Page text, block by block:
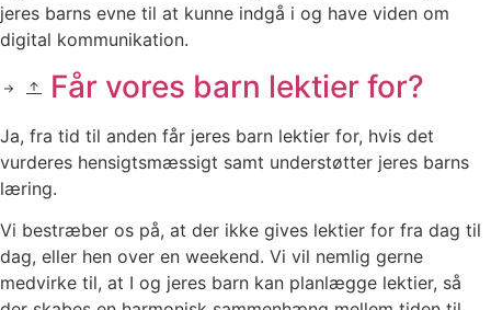
jeres barns evne til at kunne indgå i og have viden om
digital kommunikation.
Får vores barn lektier for?
Ja, fra tid til anden får jeres barn lektier for, hvis det
vurderes hensigtsmæssigt samt understøtter jeres barns
læring.
Vi bestræber os på, at der ikke gives lektier for fra dag til
dag, eller hen over en weekend. Vi vil nemlig gerne
medvirke til, at I og jeres barn kan planlægge lektier, så